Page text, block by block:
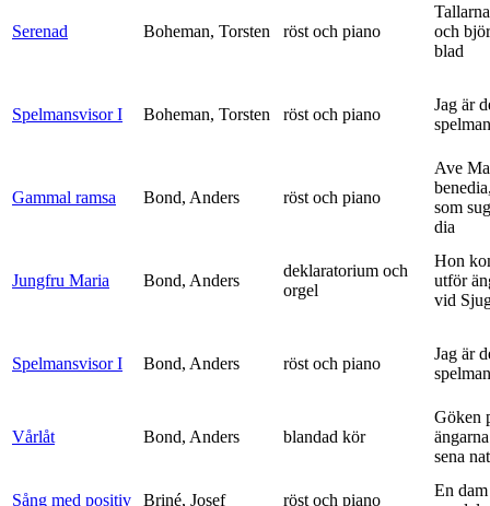
Serenad Boheman, Torsten röst och piano
och
blad
Spelmansvisor I Boheman, Torsten röst och piano
Jag är
spelman
Gammal ramsa Bond, Anders röst och piano
Ave
som
dia
Jungfru Maria Bond, Anders
deklaratorium och
orgel
Hon
utför
vid
Spelmansvisor I Bond, Anders röst och piano
Jag är
spelman
Vårlåt Bond, Anders blandad kör
Göken
sena
Sång med positiv Briné, Josef röst och piano
En